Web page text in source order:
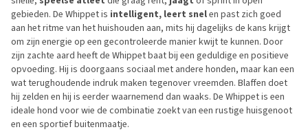
gebieden. De Whippet is intelligent, leert snelen past zich goed
aan het ritme van het huishouden aan, mits hij dagelijks de kans krijgt
om zijn energie op een gecontroleerde manier kwijt te kunnen. Door
zijn zachte aard heeft de Whippet baat bij een geduldige en positieve
opvoeding. Hij is doorgaans sociaal met andere honden, maar kan een
wat terughoudende indruk maken tegenover vreemden. Blaffen doet
hij zelden en hij is eerder waarnemend dan waaks. De Whippet is een
ideale hond voor wie de combinatie zoekt van een rustige huisgenoot
en een sportief buitenmaatje.